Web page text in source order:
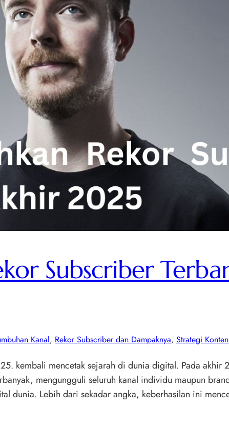
Subscriber
Kanal, Rekor Subscriber dan Dampaknya, Strategi
kembali mencetak sejarah di dunia digital. Pada akhir
mengungguli seluruh kanal individu maupun
dunia. Lebih dari sekadar angka, keberhasilan ini